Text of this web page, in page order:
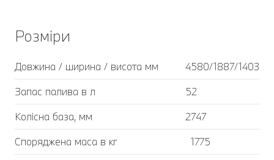
Розміри
Довжина / ширина / висота мм
4580/1887/1403
Запас палива в л
52
Колісна база, мм
2747
Споряджена маса в кг
1775